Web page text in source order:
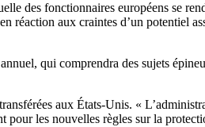
des fonctionnaires européens se
aux craintes d’un potentiel
qui comprendra des sujets
aux États-Unis. «
les nouvelles règles sur la